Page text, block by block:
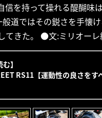
信を持って操れる醍醐味
道ではその鋭さを手懐
てきた。 ●文:ミリオー
】
RS11【運動性の良さを